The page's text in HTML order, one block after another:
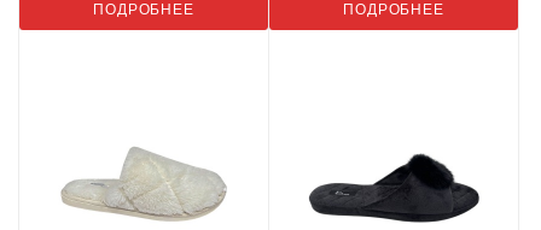
ПОДРОБНЕЕ ПОДРОБНЕЕ